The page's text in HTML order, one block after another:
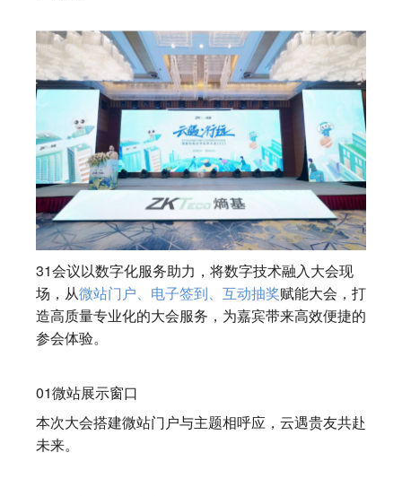
31会议以数字化服务助力，将数字技术融入大会现
场，从微站门户、电子签到、互动抽奖赋能大会，打
造高质量专业化的大会服务，为嘉宾带来高效便捷的
参会体验。
01微站展示窗口
本次大会搭建微站门户与主题相呼应，云遇贵友共赴
未来。